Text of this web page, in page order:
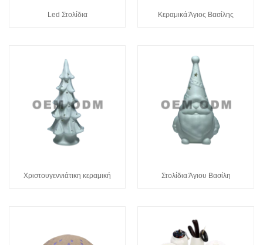
Led Στολίδια Κεραμικά Άγιος Βασίλης
Χριστουγεννιάτικη κεραμική Στολίδια Άγιου Βασίλη